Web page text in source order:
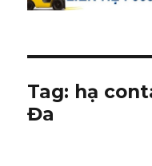
Tag: hạ
Đa